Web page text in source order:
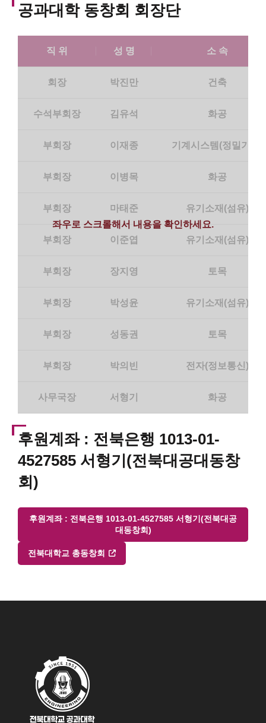
공과대학 동창회 회장단
좌우로 스크롤해서 내용을 확인하세요.
직 위 성 명 소 속
회장 박진만 건축
수석부회장 김유석 화공
부회장 이재종 기계시스템(정밀기계)
부회장 이병목 화공
부회장 마태준 유기소재(섬유)
부회장 이준엽 유기소재(섬유)
부회장 장지영 토목
부회장 박성윤 유기소재(섬유)
부회장 성동권 토목
부회장 박의빈 전자(정보통신)
사무국장 서형기 화공
후원계좌 : 전북은행 1013-01-
4527585 서형기(전북대공대동창
회)
후원계좌 : 전북은행 1013-01-4527585 서형기(전북대공
대동창회)
전북대학교 총동창회